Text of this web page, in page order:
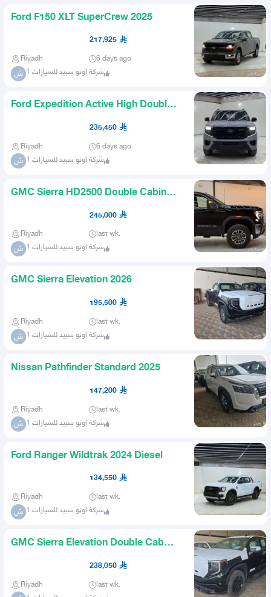
Ford F150 XLT SuperCrew 2025
217,925
Riyadh 6 days ago
ش شركة اوتو سبيد للسيارات 1
Ford Expedition Active High Double
235,450
Riyadh 6 days ago
ش شركة اوتو سبيد للسيارات 1
GMC Sierra HD2500 Double Cabin
245,000
Riyadh last wk.
ش شركة اوتو سبيد للسيارات 1
GMC Sierra Elevation 2026
195,500
Riyadh last wk.
ش شركة اوتو سبيد للسيارات 1
Nissan Pathfinder Standard 2025
147,200
Riyadh last wk.
ش شركة اوتو سبيد للسيارات 1
Ford Ranger Wildtrak 2024 Diesel
134,550
Riyadh last wk.
ش شركة اوتو سبيد للسيارات 1
GMC Sierra Elevation Double Cab
238,050
Riyadh last wk.